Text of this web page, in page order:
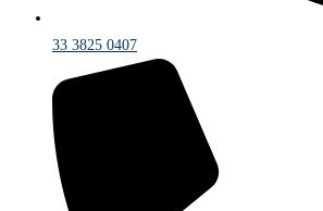
33 3825 0407